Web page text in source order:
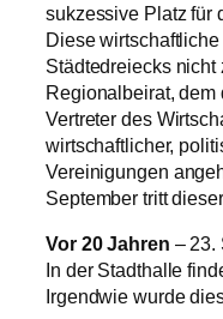
sukzessive Platz für
Diese
Städtedreiecks
Regionalbeirat,
Vertreter des
wirtschaftlicher,
Vereinigungen
September tritt
Vor 20 Jahren – 23.
In der Stadthalle
Irgendwie wurde